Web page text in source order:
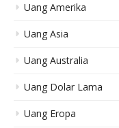
Uang Amerika
Uang Asia
Uang Australia
Uang Dolar Lama
Uang Eropa